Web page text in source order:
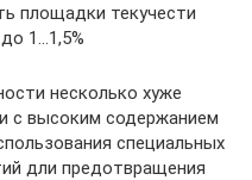
площадки текучести
1…1,5%
несколько хуже
с высоким содержанием
специальных
дли предотвращения